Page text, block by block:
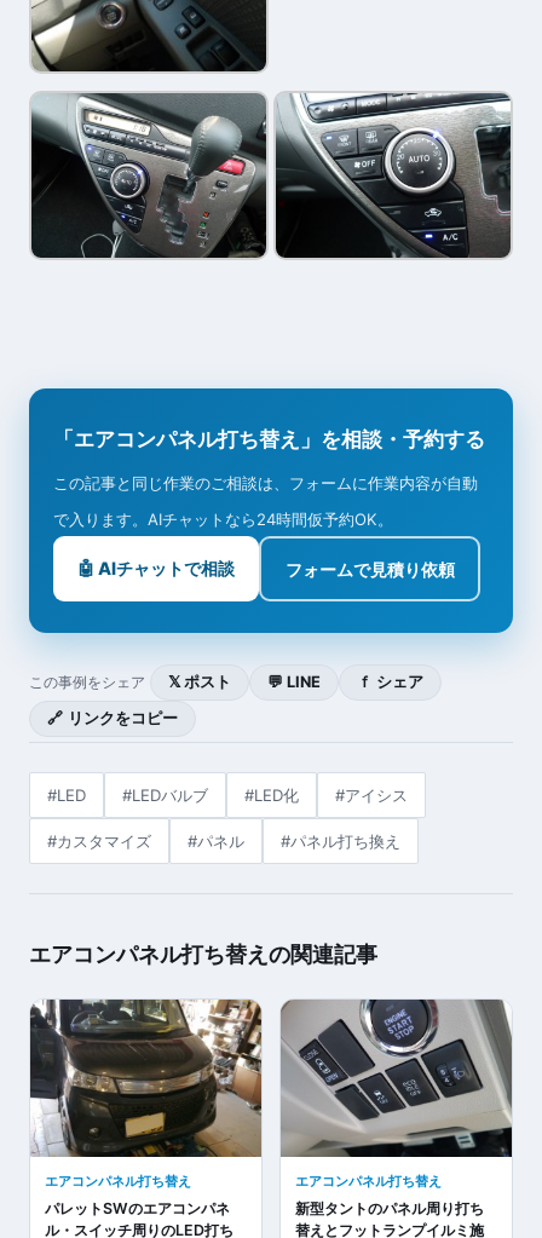
「エアコンパネル打ち替え」を相談・予約する
この記事と同じ作業のご相談は、フォームに作業内容が自動
で入ります。AIチャットなら24時間仮予約OK。
🤖 AIチャットで相談 フォームで見積り依頼
この事例をシェア 𝕏 ポスト 💬 LINE
ｆ シェア
🔗 リンクをコピー
#LED #LEDバルブ #LED化 #アイシス
#カスタマイズ #パネル #パネル打ち換え
エアコンパネル打ち替えの関連記事
エアコンパネル打ち替え
パレットSWのエアコンパネ
ル・スイッチ周りのLED打ち
エアコンパネル打ち替え
新型タントのパネル周り打ち
替えとフットランプイルミ施